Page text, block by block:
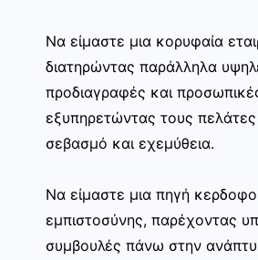
Να είμαστε μια κορυφαία
διατηρώντας παράλληλα
προδιαγραφές και
εξυπηρετώντας τους
σεβασμό και εχεμύθεια.
Να είμαστε μια πηγή
εμπιστοσύνης, παρέχοντας
συμβουλές πάνω στην